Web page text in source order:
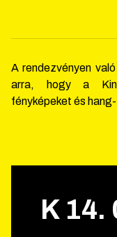
A rendezvényen
arra, hogy a
fényképeket és
K 14.